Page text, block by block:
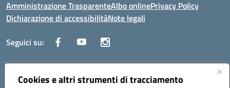
Cookies e altri strumenti di tracciamento
Amministrazione TrasparenteAlbo onlinePrivacy Policy
Dichiarazione di accessibilitàNote legali
Seguici su:
Indirizzo:Via Trieste, 43 – 98066 Patti (ME)